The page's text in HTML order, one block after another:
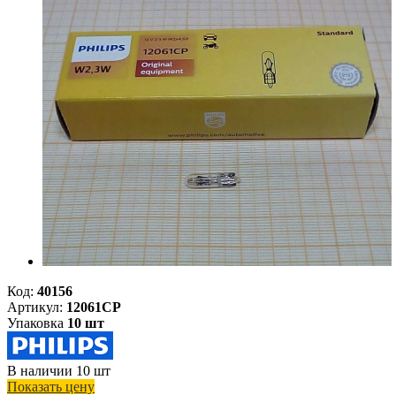
Код: 40156
Артикул: 12061CP
Упаковка 10 шт
В наличии 10 шт
Показать цену